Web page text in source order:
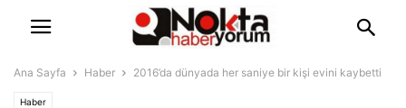
Ana Sayfa Haber 2016’da dünyada her saniye bir kişi evini kaybetti
Haber